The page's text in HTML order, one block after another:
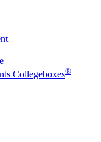
Collegeboxes®